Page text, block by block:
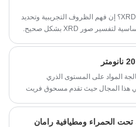
هل أنت مهتم بتعلم كيفية تحليل أنماط XRD؟ إن فهم الظروف التجريبية وتحديد
مواقع الذروة يمكن أن يوفر معلومات أساسية لتفسير صور XRD بشكل صحيح.
المواد على المستوى الذري
هذا المجال حيث تقدم مسحوق فريت
تحت الحمراء ومطيافية رامان